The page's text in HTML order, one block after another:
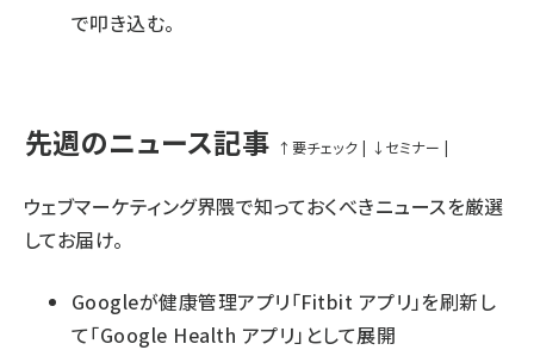
で叩き込む。
先週のニュース記事 ↑ 要チェック | ↓ セミナー |
ウェブマーケティング界隈で知っておくべきニュースを厳選
してお届け。
Googleが健康管理アプリ「Fitbit アプリ」を刷新し
て「Google Health アプリ」として展開